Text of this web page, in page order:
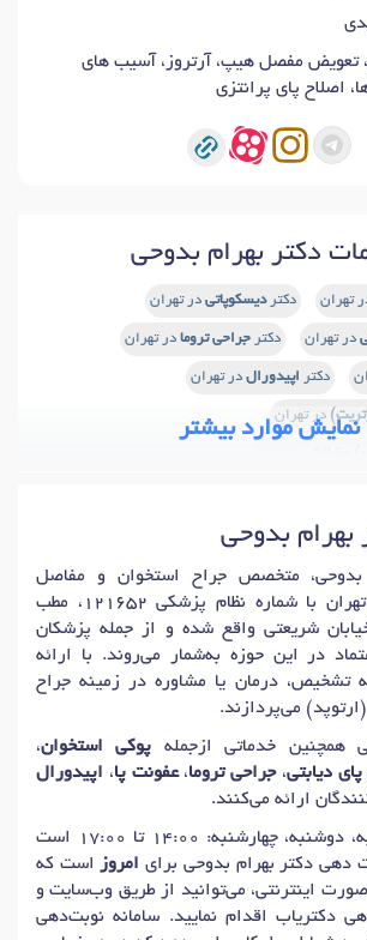
تعویض مفصل هیپ، آرتروز، آسیب های
اصلاح پای پرانتزی
دکتر بهرام بدوحی
تهران دکتردیسکوپاتی در تهران
در تهران دکتر جراحی تروما در تهران
دکتر اپیدورال در تهران
در تهران
گردن در تهران
درد شانه در تهران
در تهران
عضلانی در تهران
در تهران دکتر رادیکولوپاتی گردن در تهران
ترقوه در تهران
و باسن (کرنش گلوتئال) در تهران
در تهران
(آرتریت روماتوئید)در تهران
در تهران دکتر گودی کمردر تهران
در تهران دکتردرد ستون فقراتدر تهران
نمایش موارد بیشتر
بهرام بدوحی
بدوحی، متخصص جراح استخوان و مفاصل
(ارتوپد) در شهر تهران با شماره نظام پزشکی 121652، مطب
شریعتی واقع شده و از جمله پزشکان
در این حوزه به‌شمار می‌روند. با ارائه
تشخیص، درمان یا مشاوره در زمینه جراح
می‌پردازند.
همچنین خدماتی ازجمله پوکی استخوان،
دیابتی،جراحی تروما،عفونت پا، اپیدورال
ارائه می‌کنند.
روزهای حضور شنبه، دوشنبه، چهارشنبه: 14:00 تا 17:00 است
دهی دکتر بهرام بدوحی برای امروز است که
اینترنتی، می‌توانید از طریق وب‌سایت و
دکتریاب اقدام نمایید. سامانه نوبت‌دهی